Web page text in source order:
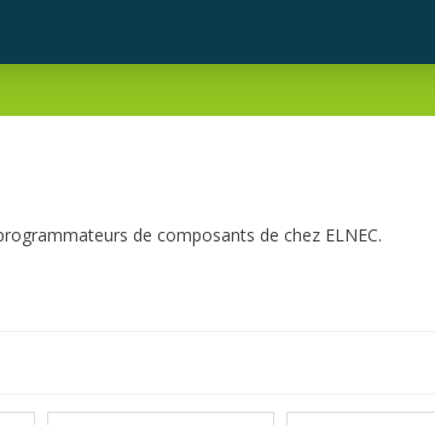
de composants de chez ELNEC.